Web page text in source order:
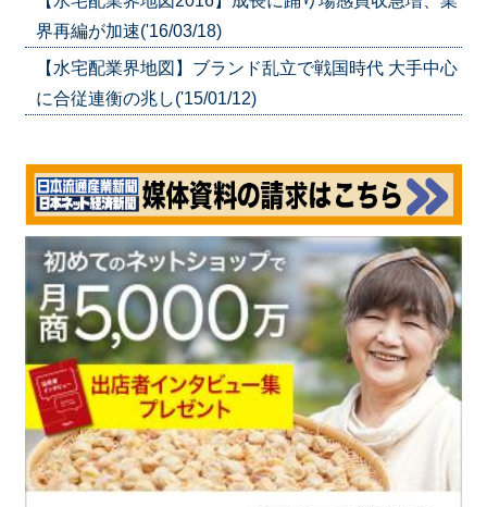
界再編が加速('16/03/18)
【水宅配業界地図】ブランド乱立で戦国時代 大手中心
に合従連衡の兆し('15/01/12)